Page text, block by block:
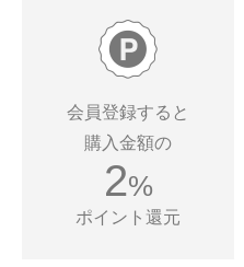
会員登録すると
購入金額の
2%
ポイント還元